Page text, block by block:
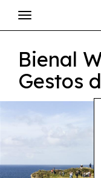
Bienal
Gestos